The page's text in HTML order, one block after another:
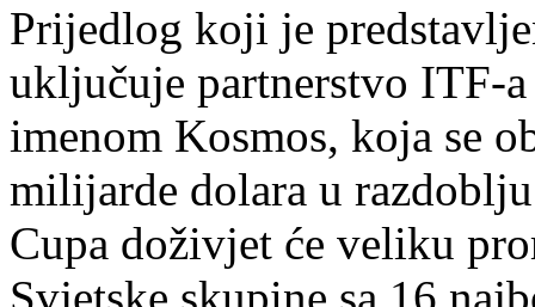
Prijedlog koji je
uključuje partnerstvo ITF-
imenom Kosmos, koja se
milijarde dolara u
Cupa doživjet će veliku
Svjetske skupine sa 16